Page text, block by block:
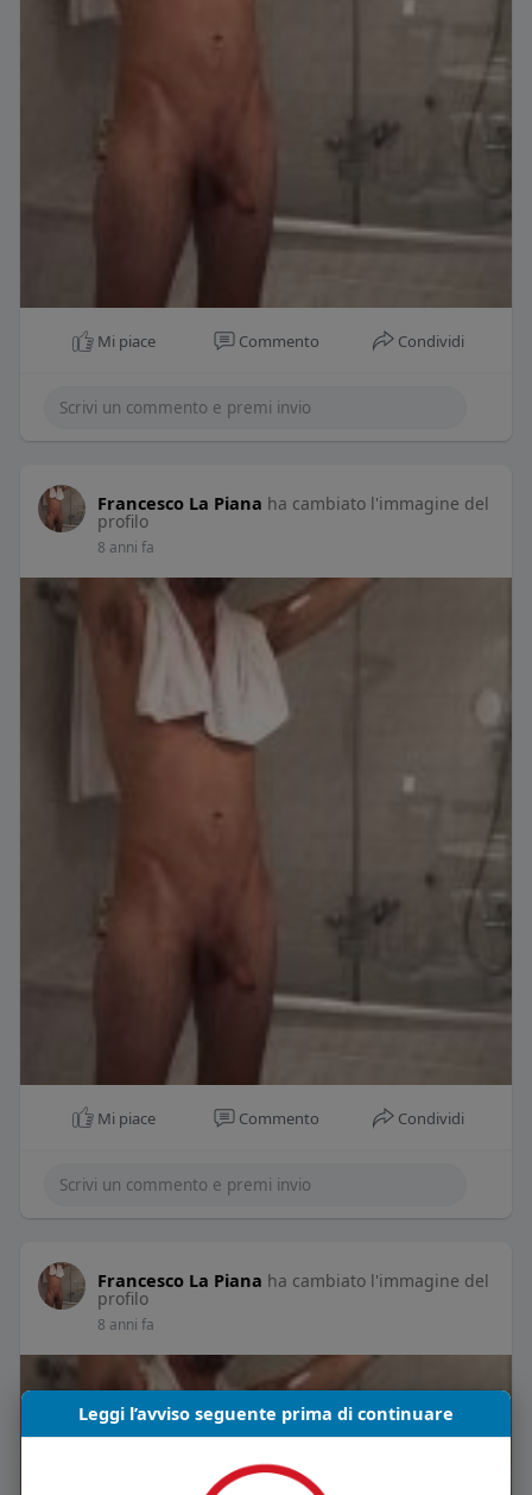
Mi piace Commento Condividi
Francesco La Piana ha cambiato l'immagine del
profilo
8 anni fa
Mi piace Commento Condividi
Francesco La Piana ha cambiato l'immagine del
profilo
8 anni fa
Leggi l’avviso seguente prima di continuare